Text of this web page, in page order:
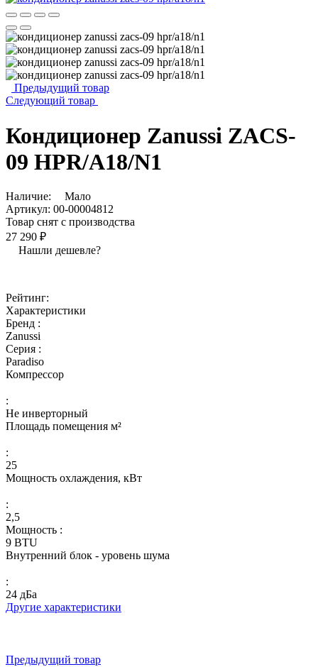
Предыдущий товар
Следующий товар
Кондиционер Zanussi ZACS-
09 HPR/A18/N1
Наличие:
Мало
Артикул: 00-00004812
Товар снят с производства
27 290 ₽
Нашли дешевле?
Рейтинг:
Характеристики
Бренд :
Zanussi
Серия :
Paradiso
Компрессор
:
Не инверторный
Площадь помещения м²
:
25
Мощность охлаждения, кВт
:
2,5
Мощность :
9 BTU
Внутренний блок - уровень шума
:
24 дБа
Другие характеристики
Предыдущий товар